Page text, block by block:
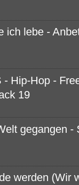
ich lebe -
Hip-Hop -
19
gegangen
werden (Wir